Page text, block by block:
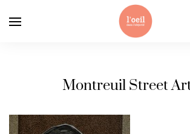
Montreuil Street